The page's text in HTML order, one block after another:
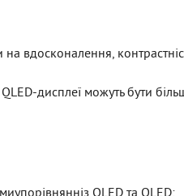
вдосконалення,
QLED-дисплеї можуть бути